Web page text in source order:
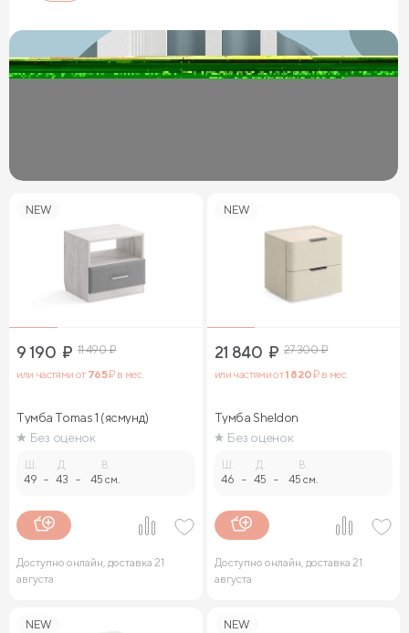
NEW
9 190 ₽ 11 490₽
или частями от 765₽ в мес.
Тумба Tomas 1 (ясмунд)
Без оценок
49 -
Д.
43 -
В.
45 см.
Доступно онлайн, доставка 21
августа
NEW
21 840 ₽ 27 300₽
или частями от1 820₽ в мес.
Тумба Sheldon
Без оценок
46 -
Д.
45 -
В.
45 см.
Доступно онлайн, доставка 21
августа
NEW NEW